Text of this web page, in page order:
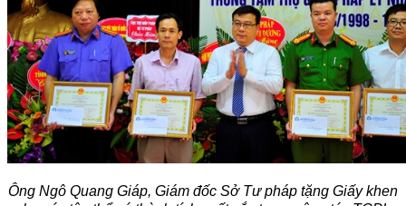
Ông Ngô Quang Giáp, Giám đốc Sở Tư pháp tặng Giấy khen